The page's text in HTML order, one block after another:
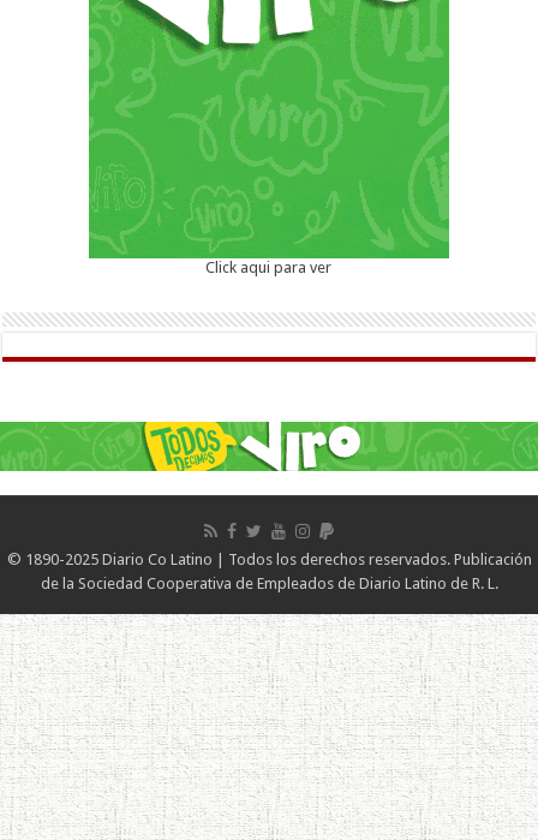
Click aqui para ver
© 1890-2025 Diario Co Latino | Todos los derechos reservados. Publicación
de la Sociedad Cooperativa de Empleados de Diario Latino de R. L.